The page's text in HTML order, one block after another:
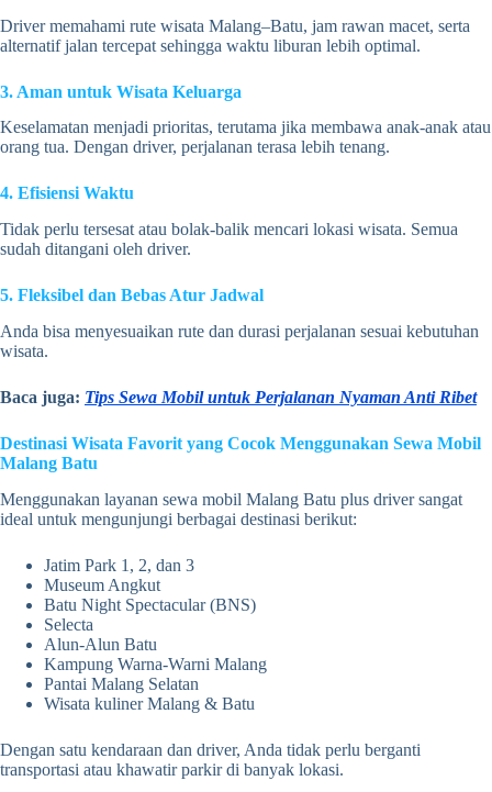
Driver memahami rute wisata Malang–Batu, jam rawan macet, serta
alternatif jalan tercepat sehingga waktu liburan lebih optimal.
3. Aman untuk Wisata Keluarga
Keselamatan menjadi prioritas, terutama jika membawa anak-anak atau
orang tua. Dengan driver, perjalanan terasa lebih tenang.
4. Efisiensi Waktu
Tidak perlu tersesat atau bolak-balik mencari lokasi wisata. Semua
sudah ditangani oleh driver.
5. Fleksibel dan Bebas Atur Jadwal
Anda bisa menyesuaikan rute dan durasi perjalanan sesuai kebutuhan
wisata.
Baca juga: Tips Sewa Mobil untuk Perjalanan Nyaman Anti Ribet
Destinasi Wisata Favorit yang Cocok Menggunakan Sewa Mobil
Malang Batu
Menggunakan layanan sewa mobil Malang Batu plus driver sangat
ideal untuk mengunjungi berbagai destinasi berikut:
Jatim Park 1, 2, dan 3
Museum Angkut
Batu Night Spectacular (BNS)
Selecta
Alun-Alun Batu
Kampung Warna-Warni Malang
Pantai Malang Selatan
Wisata kuliner Malang & Batu
Dengan satu kendaraan dan driver, Anda tidak perlu berganti
transportasi atau khawatir parkir di banyak lokasi.